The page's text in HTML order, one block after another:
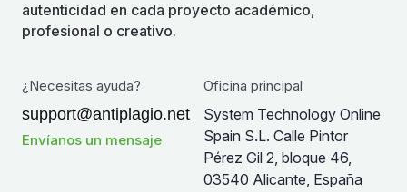
autenticidad en cada proyecto académico,
profesional o creativo.
¿Necesitas ayuda?
support@antiplagio.net
Envíanos un mensaje
Oficina principal
System Technology Online
Spain S.L. Calle Pintor
Pérez Gil 2, bloque 46,
03540 Alicante, España